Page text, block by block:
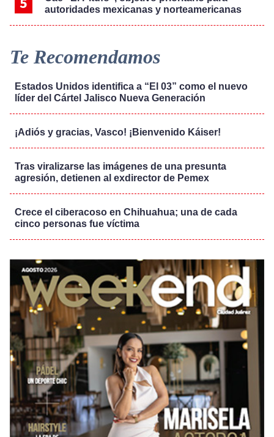
autoridades mexicanas y norteamericanas
Te Recomendamos
Estados Unidos identifica a “El 03” como el nuevo
líder del Cártel Jalisco Nueva Generación
¡Adiós y gracias, Vasco! ¡Bienvenido Káiser!
Tras viralizarse las imágenes de una presunta
agresión, detienen al exdirector de Pemex
Crece el ciberacoso en Chihuahua; una de cada
cinco personas fue víctima